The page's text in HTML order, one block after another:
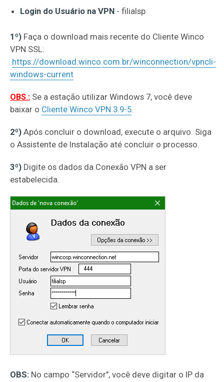
Login do Usuário na VPN - filialsp
1º) Faça o download mais recente do Cliente Winco
VPN SSL:
https://download.winco.com.br/winconnection/vpncli-
windows-current
OBS.: Se a estação utilizar Windows 7, você deve
baixar o Cliente Winco VPN 3.9-5.
2º) Após concluir o download, execute o arquivo. Siga
o Assistente de Instalação até concluir o processo.
3º) Digite os dados da Conexão VPN a ser
estabelecida.
OBS: No campo “Servidor", você deve digitar o IP da